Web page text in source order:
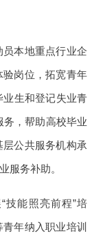
员本地重点行业企
岗位，拓宽青年
业生和登记失业青
务，帮助高校毕业
公共服务机构承
服务补助。
技能照亮前程”培
年纳入职业培训